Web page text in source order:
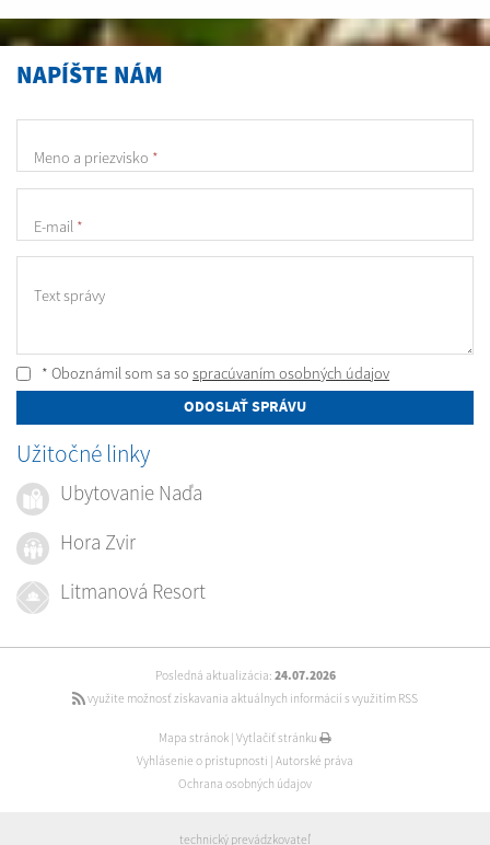
NAPÍŠTE NÁM
Meno a priezvisko *
E-mail *
Text správy
* Oboznámil som sa so spracúvaním osobných údajov
ODOSLAŤ SPRÁVU
Užitočné linky
Ubytovanie Naďa
Hora Zvir
Litmanová Resort
Posledná aktualizácia: 24.07.2026
využite možnosť získavania aktuálnych informácií s využitím RSS
Mapa stránok Vytlačiť stránku
Vyhlásenie o prístupnosti Autorské práva
Ochrana osobných údajov
technický prevádzkovateľ